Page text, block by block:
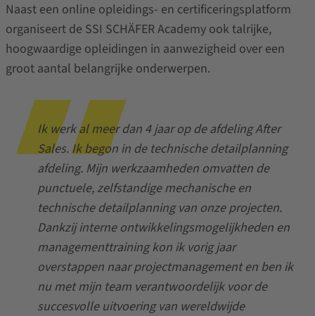
Naast een online opleidings- en certificeringsplatform
organiseert de SSI SCHÄFER Academy ook talrijke,
hoogwaardige opleidingen in aanwezigheid over een
groot aantal belangrijke onderwerpen.
Ik werk al meer dan 4 jaar op de afdeling After
Sales. Ik begon in de technische detailplanning
afdeling. Mijn werkzaamheden omvatten de
punctuele, zelfstandige mechanische en
technische detailplanning van onze projecten.
Dankzij interne ontwikkelingsmogelijkheden en
managementtraining kon ik vorig jaar
overstappen naar projectmanagement en ben ik
nu met mijn team verantwoordelijk voor de
succesvolle uitvoering van wereldwijde